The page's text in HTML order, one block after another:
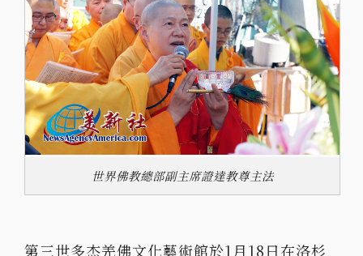
世界佛教總部副主席證達教尊主法
第三世多杰羌佛文化藝術館於1月18日在洛杉